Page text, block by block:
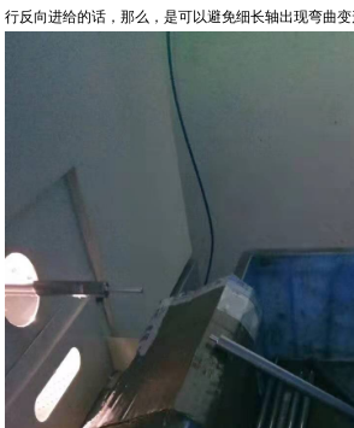
行反向进给的话，那么，是可以避免细长轴出现弯曲变